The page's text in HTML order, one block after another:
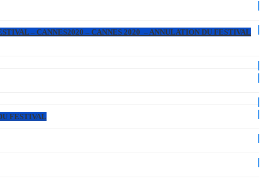
– CANNES2020 – CANNES 2020 – ANNULATION DU FESTIVAL
FESTIVAL